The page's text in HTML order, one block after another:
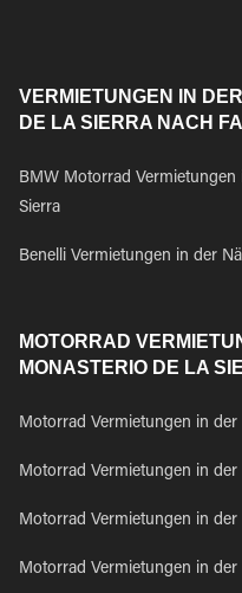
VERMIETUNGEN IN
DE LA SIERRA NACH
BMW Motorrad
Sierra
Benelli Vermietungen in der
MOTORRAD
MONASTERIO DE LA
Motorrad Vermietungen in
Motorrad Vermietungen in
Motorrad Vermietungen in
Motorrad Vermietungen in der